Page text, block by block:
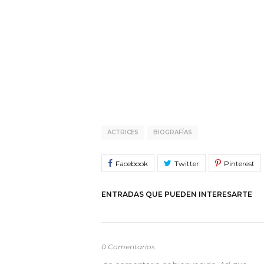
ACTRICES BIOGRAFÍAS
ENTRADAS QUE PUEDEN INTERESARTE
0 Comentarios